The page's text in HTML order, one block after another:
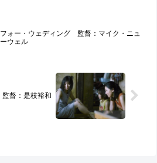
フォー・ウェディング 監督：マイク・ニュ
ーウェル
督：是枝裕和